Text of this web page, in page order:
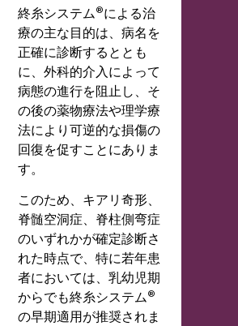
終糸システム®による治
療の主な目的は、病名を
正確に診断するととも
に、外科的介入によって
病態の進行を阻止し、そ
の後の薬物療法や理学療
法により可逆的な損傷の
回復を促すことにありま
す。
このため、キアリ奇形、
脊髄空洞症、脊柱側弯症
のいずれかが確定診断さ
れた時点で、特に若年患
者においては、乳幼児期
からでも終糸システム®
の早期適用が推奨されま